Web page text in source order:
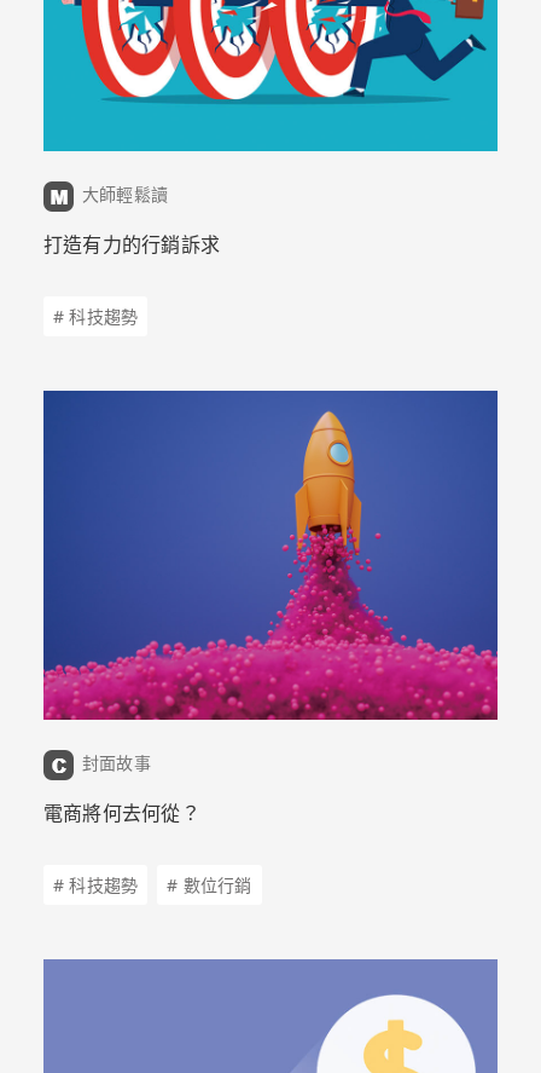
大師輕鬆讀
打造有力的行銷訴求
# 科技趨勢
封面故事
電商將何去何從？
# 科技趨勢 # 數位行銷